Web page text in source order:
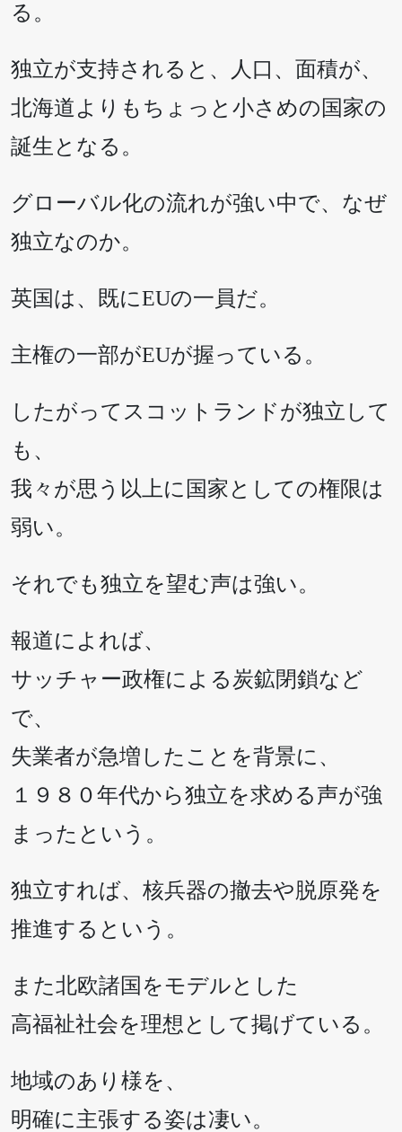
る。
独立が支持されると、人口、面積が、
北海道よりもちょっと小さめの国家の
誕生となる。
グローバル化の流れが強い中で、なぜ
独立なのか。
英国は、既にEUの一員だ。
主権の一部がEUが握っている。
したがってスコットランドが独立して
も、
我々が思う以上に国家としての権限は
弱い。
それでも独立を望む声は強い。
報道によれば、
サッチャー政権による炭鉱閉鎖など
で、
失業者が急増したことを背景に、
１９８０年代から独立を求める声が強
まったという。
独立すれば、核兵器の撤去や脱原発を
推進するという。
また北欧諸国をモデルとした
高福祉社会を理想として掲げている。
地域のあり様を、
明確に主張する姿は凄い。